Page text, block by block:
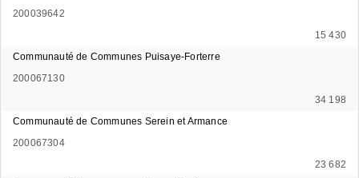
200039642
15 430
Communauté de Communes Puisaye-Forterre
200067130
34 198
Communauté de Communes Serein et Armance
200067304
23 682